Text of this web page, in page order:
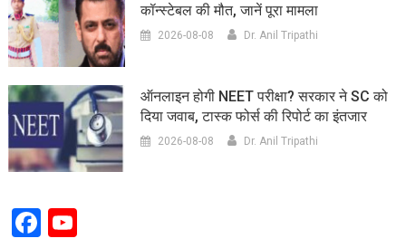
कॉन्स्टेबल की मौत, जानें पूरा मामला
2026-08-08 Dr. Anil Tripathi
ऑनलाइन होगी NEET परीक्षा? सरकार ने SC को
दिया जवाब, टास्क फोर्स की रिपोर्ट का इंतजार
2026-08-08 Dr. Anil Tripathi
Facebook